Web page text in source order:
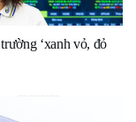
‘xanh vỏ, đỏ